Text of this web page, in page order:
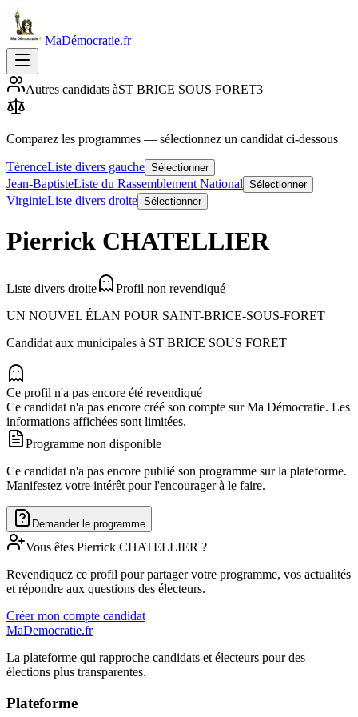
MaDémocratie.fr
Autres candidats àST BRICE SOUS FORET3
Comparez les programmes — sélectionnez un candidat ci-dessous
TérenceListe divers gauche Sélectionner
Jean-BaptisteListe du Rassemblement National Sélectionner
VirginieListe divers droite Sélectionner
Pierrick CHATELLIER
Liste divers droite
Profil non revendiqué
UN NOUVEL ÉLAN POUR SAINT-BRICE-SOUS-FORET
Candidat aux municipales à ST BRICE SOUS FORET
Ce profil n'a pas encore été revendiqué
Ce candidat n'a pas encore créé son compte sur Ma Démocratie. Les
informations affichées sont limitées.
Programme non disponible
Ce candidat n'a pas encore publié son programme sur la plateforme.
Manifestez votre intérêt pour l'encourager à le faire.
Demander le programme
Vous êtes Pierrick CHATELLIER ?
Revendiquez ce profil pour partager votre programme, vos actualités
et répondre aux questions des électeurs.
Créer mon compte candidat
MaDemocratie.fr
La plateforme qui rapproche candidats et électeurs pour des
élections plus transparentes.
Plateforme